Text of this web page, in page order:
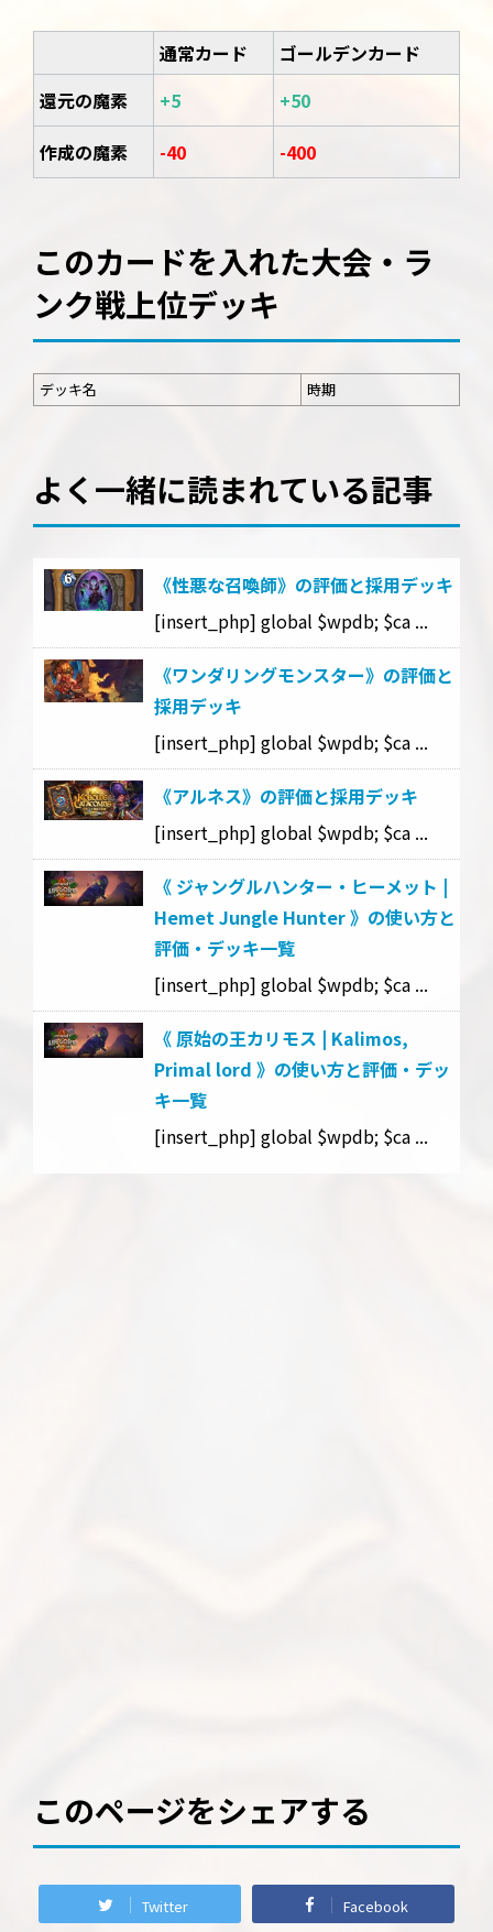
通常カード
ゴールデンカード
還元の魔素
+5
+50
作成の魔素
-40 -400
このカードを入れた大会・ラ
ンク戦上位デッキ
デッキ名 時期
よく一緒に読まれている記事
《性悪な召喚師》の評価と採用デッキ
[insert_php] global $wpdb; $ca ...
《ワンダリングモンスター》の評価と
採用デッキ
[insert_php] global $wpdb; $ca ...
《アルネス》の評価と採用デッキ
[insert_php] global $wpdb; $ca ...
《 ジャングルハンター・ヒーメット |
Hemet Jungle Hunter 》の使い方と
評価・デッキ一覧
[insert_php] global $wpdb; $ca ...
《 原始の王カリモス | Kalimos,
Primal lord 》の使い方と評価・デッ
キ一覧
[insert_php] global $wpdb; $ca ...
このページをシェアする
Twitter Facebook